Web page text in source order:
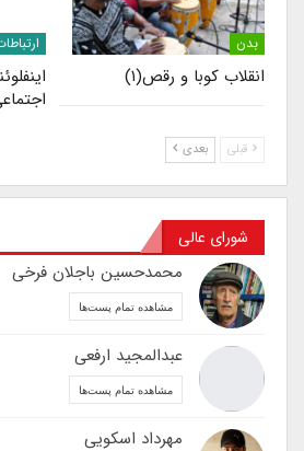
بدن
انقلاب کوبا و رقص(۱)
ارتباطات
اجتماعی
قبلی بعدی
شورای عالی
محمدحسین باجلان فرخی
مشاهده تمام پست‌ها
عبدالمجید ارفعی
مشاهده تمام پست‌ها
مهرداد اسکویی